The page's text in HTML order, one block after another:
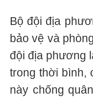
Bộ đội địa
bảo vệ và
đội địa phương
trong thời bình,
này chống